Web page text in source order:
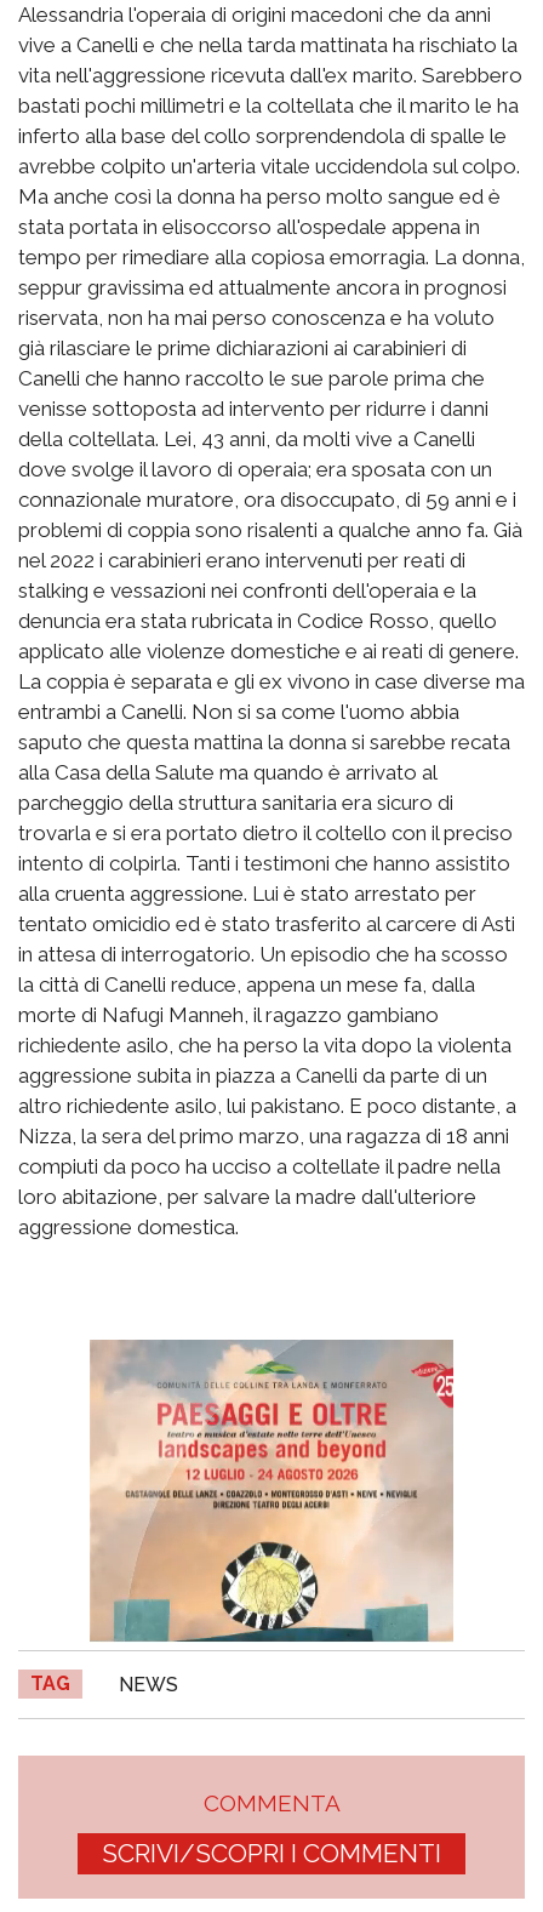
Alessandria l'operaia di origini macedoni che da anni
vive a Canelli e che nella tarda mattinata ha rischiato la
vita nell'aggressione ricevuta dall'ex marito. Sarebbero
bastati pochi millimetri e la coltellata che il marito le ha
inferto alla base del collo sorprendendola di spalle le
avrebbe colpito un'arteria vitale uccidendola sul colpo.
Ma anche così la donna ha perso molto sangue ed è
stata portata in elisoccorso all'ospedale appena in
tempo per rimediare alla copiosa emorragia. La donna,
seppur gravissima ed attualmente ancora in prognosi
riservata, non ha mai perso conoscenza e ha voluto
già rilasciare le prime dichiarazioni ai carabinieri di
Canelli che hanno raccolto le sue parole prima che
venisse sottoposta ad intervento per ridurre i danni
della coltellata. Lei, 43 anni, da molti vive a Canelli
dove svolge il lavoro di operaia; era sposata con un
connazionale muratore, ora disoccupato, di 59 anni e i
problemi di coppia sono risalenti a qualche anno fa. Già
nel 2022 i carabinieri erano intervenuti per reati di
stalking e vessazioni nei confronti dell'operaia e la
denuncia era stata rubricata in Codice Rosso, quello
applicato alle violenze domestiche e ai reati di genere.
La coppia è separata e gli ex vivono in case diverse ma
entrambi a Canelli. Non si sa come l'uomo abbia
saputo che questa mattina la donna si sarebbe recata
alla Casa della Salute ma quando è arrivato al
parcheggio della struttura sanitaria era sicuro di
trovarla e si era portato dietro il coltello con il preciso
intento di colpirla. Tanti i testimoni che hanno assistito
alla cruenta aggressione. Lui è stato arrestato per
tentato omicidio ed è stato trasferito al carcere di Asti
in attesa di interrogatorio. Un episodio che ha scosso
la città di Canelli reduce, appena un mese fa, dalla
morte di Nafugi Manneh, il ragazzo gambiano
richiedente asilo, che ha perso la vita dopo la violenta
aggressione subita in piazza a Canelli da parte di un
altro richiedente asilo, lui pakistano. E poco distante, a
Nizza, la sera del primo marzo, una ragazza di 18 anni
compiuti da poco ha ucciso a coltellate il padre nella
loro abitazione, per salvare la madre dall'ulteriore
aggressione domestica.
TAG NEWS
COMMENTA
SCRIVI/SCOPRI I COMMENTI